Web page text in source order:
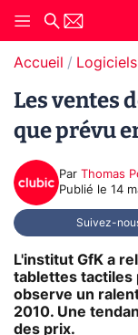
Accueil
Les ventes
que prévu
Par Thomas
Publié le 14
Suivez-
L'institut GfK a
tablettes tactiles
observe un
2010. Une
des prix.